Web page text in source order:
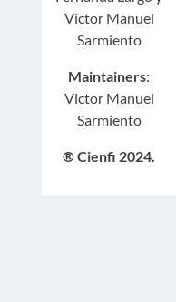
Victor Manuel
Sarmiento
Maintainers:
Victor Manuel
Sarmiento
® Cienfi 2024.